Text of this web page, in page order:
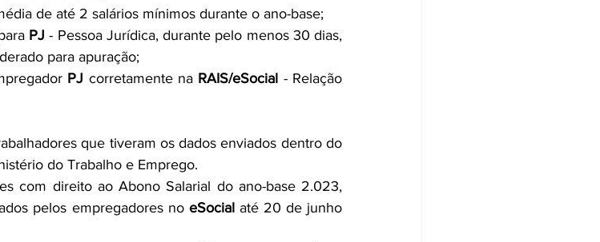
de até 2 salários mínimos durante o ano-base;
PJ - Pessoa Jurídica, durante pelo menos 30 dias,
para apuração;
PJ corretamente na RAIS/eSocial - Relação
que tiveram os dados enviados dentro do
do Trabalho e Emprego.
com direito ao Abono Salarial do ano-base 2.023,
pelos empregadores no eSocial até 20 de junho